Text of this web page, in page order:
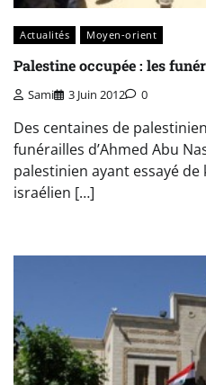
Actualités Moyen-orient
Palestine occupée : les
Sami 3 Juin 2012 0
Des centaines de
funérailles d’Ahmed Abu
palestinien ayant essayé
israélien […]